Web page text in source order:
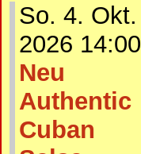
So. 4. Okt.
2026 14:00
Neu
Authentic
Cuban